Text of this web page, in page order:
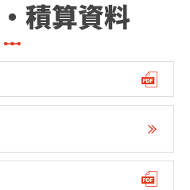
積算資料